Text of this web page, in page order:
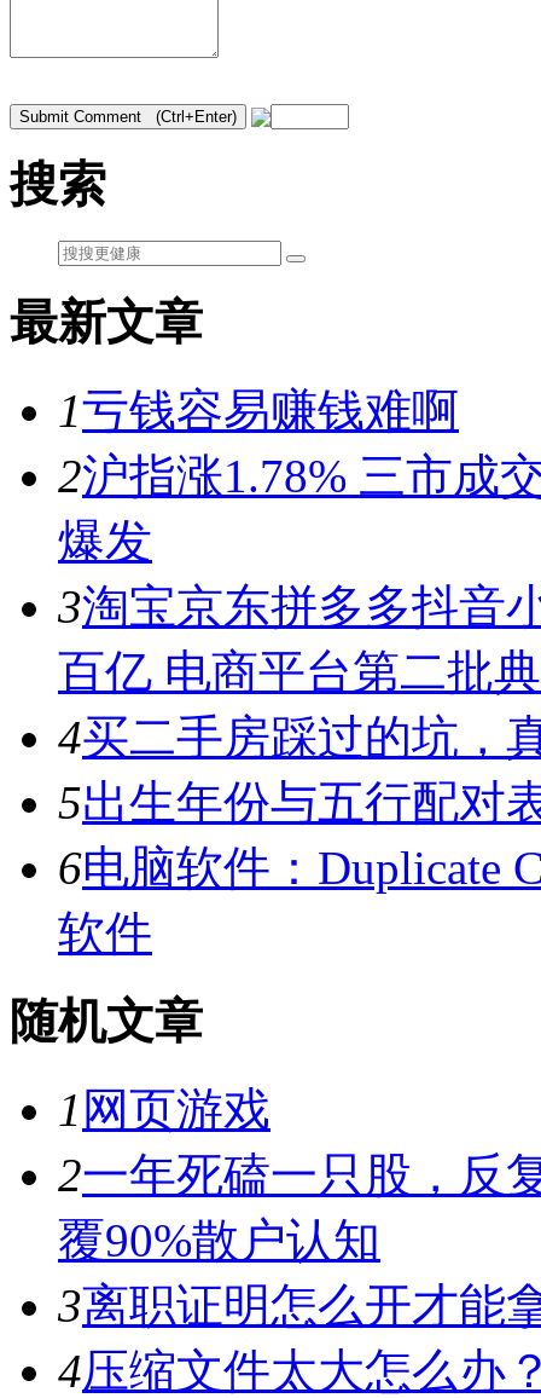
搜索
最新文章
1亏钱容易赚钱难啊
2沪指涨1.78% 三市成
爆发
3淘宝京东拼多多抖音
百亿 电商平台第二批
4买二手房踩过的坑，
5出生年份与五行配对
6电脑软件：Duplicate
软件
随机文章
1 网页游戏
2一年死磕一只股，反
覆90%散户认知
3离职证明怎么开才能
4压缩文件太大怎么办